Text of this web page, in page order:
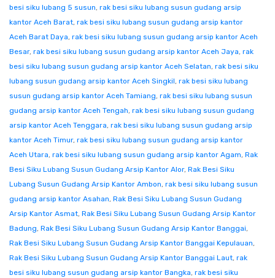
besi siku lubang 5 susun, rak besi siku lubang susun gudang arsip
kantor Aceh Barat, rak besi siku lubang susun gudang arsip kantor
Aceh Barat Daya, rak besi siku lubang susun gudang arsip kantor Aceh
Besar, rak besi siku lubang susun gudang arsip kantor Aceh Jaya, rak
besi siku lubang susun gudang arsip kantor Aceh Selatan, rak besi siku
lubang susun gudang arsip kantor Aceh Singkil, rak besi siku lubang
susun gudang arsip kantor Aceh Tamiang, rak besi siku lubang susun
gudang arsip kantor Aceh Tengah, rak besi siku lubang susun gudang
arsip kantor Aceh Tenggara, rak besi siku lubang susun gudang arsip
kantor Aceh Timur, rak besi siku lubang susun gudang arsip kantor
Aceh Utara, rak besi siku lubang susun gudang arsip kantor Agam, Rak
Besi Siku Lubang Susun Gudang Arsip Kantor Alor, Rak Besi Siku
Lubang Susun Gudang Arsip Kantor Ambon, rak besi siku lubang susun
gudang arsip kantor Asahan, Rak Besi Siku Lubang Susun Gudang
Arsip Kantor Asmat, Rak Besi Siku Lubang Susun Gudang Arsip Kantor
Badung, Rak Besi Siku Lubang Susun Gudang Arsip Kantor Banggai,
Rak Besi Siku Lubang Susun Gudang Arsip Kantor Banggai Kepulauan,
Rak Besi Siku Lubang Susun Gudang Arsip Kantor Banggai Laut, rak
besi siku lubang susun gudang arsip kantor Bangka, rak besi siku